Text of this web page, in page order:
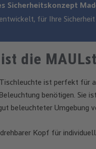
Sicherheitskonzept
für Ihre
die
ist perfekt für
benötigen. Sie
beleuchteter Umgebung
Kopf für